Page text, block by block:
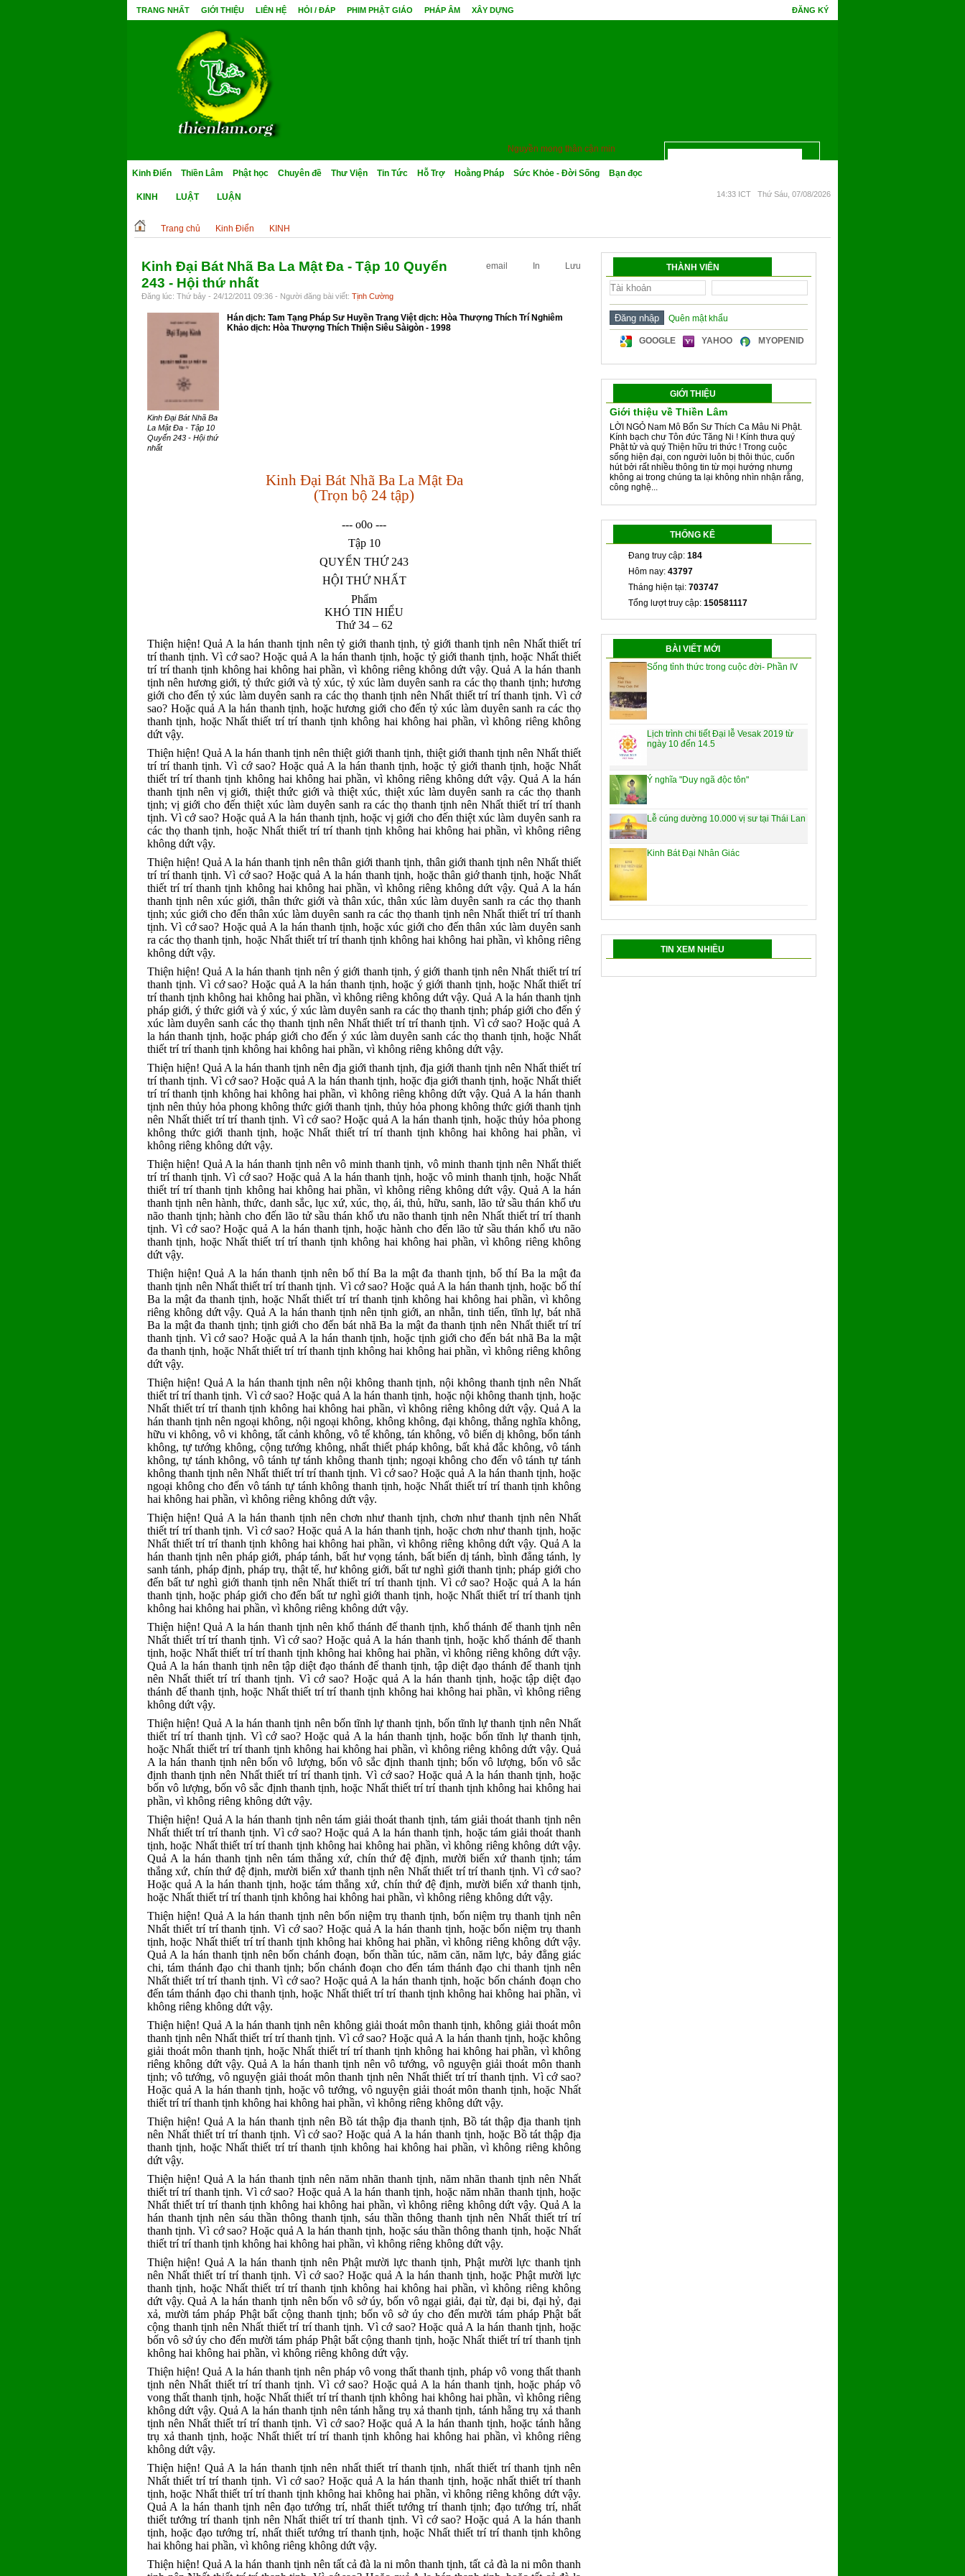
TRANG NHẤT GIỚI THIỆU LIÊN HỆ HỎI / ĐÁP PHIM PHẬT GIÁO PHÁP ÂM XÂY DỰNG ĐĂNG KÝ
Nguyền mong thân cận minh sư, quả Bồ Đề một đêm mà chín. Phúc gặp tình cờ tri thức, hoa Ưu Đàm mấy kiếp đâm
Kinh Điển
KINH LUẬT LUẬN
Thiền Lâm Phật học Chuyên đề Thư Viện Tin Tức Hỗ Trợ Hoằng Pháp Sức Khỏe - Đời Sống Bạn đọc
14:33 ICT Thứ Sáu, 07/08/2026
Trang chủ Kinh Điển KINH
email In Lưu
Kinh Đại Bát Nhã Ba La Mật Đa - Tập 10 Quyển
243 - Hội thứ nhất
Đăng lúc: Thứ bảy - 24/12/2011 09:36 - Người đăng bài viết: Tịnh Cường
Kinh Đại Bát Nhã Ba
La Mật Đa - Tập 10
Quyển 243 - Hội thứ
nhất
Hán dịch: Tam Tạng Pháp Sư Huyền Trang Việt dịch: Hòa Thượng Thích Trí Nghiêm
Khảo dịch: Hòa Thượng Thích Thiện Siêu Sàigòn - 1998
Kinh Đại Bát Nhã Ba La Mật Đa
(Trọn bộ 24 tập)
--- o0o ---
Tập 10
QUYỂN THỨ 243
HỘI THỨ NHẤT
Phẩm
KHÓ TIN HIỂU
Thứ 34 – 62
Thiện hiện! Quả A la hán thanh tịnh nên tỷ giới thanh tịnh, tỷ giới thanh tịnh nên Nhất thiết trí
trí thanh tịnh. Vì cớ sao? Hoặc quả A la hán thanh tịnh, hoặc tỷ giới thanh tịnh, hoặc Nhất thiết
trí trí thanh tịnh không hai không hai phần, vì không riêng không dứt vậy. Quả A la hán thanh
tịnh nên hương giới, tỷ thức giới và tỷ xúc, tỷ xúc làm duyên sanh ra các thọ thanh tịnh; hương
giới cho đến tỷ xúc làm duyên sanh ra các thọ thanh tịnh nên Nhất thiết trí trí thanh tịnh. Vì cớ
sao? Hoặc quả A la hán thanh tịnh, hoặc hương giới cho đến tỷ xúc làm duyên sanh ra các thọ
thanh tịnh, hoặc Nhất thiết trí trí thanh tịnh không hai không hai phần, vì không riêng không
dứt vậy.
Thiện hiện! Quả A la hán thanh tịnh nên thiệt giới thanh tịnh, thiệt giới thanh tịnh nên Nhất thiết
trí trí thanh tịnh. Vì cớ sao? Hoặc quả A la hán thanh tịnh, hoặc tỷ giới thanh tịnh, hoặc Nhất
thiết trí trí thanh tịnh không hai không hai phần, vì không riêng không dứt vậy. Quả A la hán
thanh tịnh nên vị giới, thiệt thức giới và thiệt xúc, thiệt xúc làm duyên sanh ra các thọ thanh
tịnh; vị giới cho đến thiệt xúc làm duyên sanh ra các thọ thanh tịnh nên Nhất thiết trí trí thanh
tịnh. Vì cớ sao? Hoặc quả A la hán thanh tịnh, hoặc vị giới cho đến thiệt xúc làm duyên sanh ra
các thọ thanh tịnh, hoặc Nhất thiết trí trí thanh tịnh không hai không hai phần, vì không riêng
không dứt vậy.
Thiện hiện! Quả A la hán thanh tịnh nên thân giới thanh tịnh, thân giới thanh tịnh nên Nhất thiết
trí trí thanh tịnh. Vì cớ sao? Hoặc quả A la hán thanh tịnh, hoặc thân giớ thanh tịnh, hoặc Nhất
thiết trí trí thanh tịnh không hai không hai phần, vì không riêng không dứt vậy. Quả A la hán
thanh tịnh nên xúc giới, thân thức giới và thân xúc, thân xúc làm duyên sanh ra các thọ thanh
tịnh; xúc giới cho đến thân xúc làm duyên sanh ra các thọ thanh tịnh nên Nhất thiết trí trí thanh
tịnh. Vì cớ sao? Hoặc quả A la hán thanh tịnh, hoặc xúc giới cho đến thân xúc làm duyên sanh
ra các thọ thanh tịnh, hoặc Nhất thiết trí trí thanh tịnh không hai không hai phần, vì không riêng
không dứt vậy.
Thiện hiện! Quả A la hán thanh tịnh nên ý giới thanh tịnh, ý giới thanh tịnh nên Nhất thiết trí trí
thanh tịnh. Vì cớ sao? Hoặc quả A la hán thanh tịnh, hoặc ý giới thanh tịnh, hoặc Nhất thiết trí
trí thanh tịnh không hai không hai phần, vì không riêng không dứt vậy. Quả A la hán thanh tịnh
pháp giới, ý thức giới và ý xúc, ý xúc làm duyên sanh ra các thọ thanh tịnh; pháp giới cho đến ý
xúc làm duyên sanh các thọ thanh tịnh nên Nhất thiết trí trí thanh tịnh. Vì cớ sao? Hoặc quả A
la hán thanh tịnh, hoặc pháp giới cho đến ý xúc làm duyên sanh các thọ thanh tịnh, hoặc Nhất
thiết trí trí thanh tịnh không hai không hai phần, vì không riêng không dứt vậy.
Thiện hiện! Quả A la hán thanh tịnh nên địa giới thanh tịnh, địa giới thanh tịnh nên Nhất thiết trí
trí thanh tịnh. Vì cớ sao? Hoặc quả A la hán thanh tịnh, hoặc địa giới thanh tịnh, hoặc Nhất thiết
trí trí thanh tịnh không hai không hai phần, vì không riêng không dứt vậy. Quả A la hán thanh
tịnh nên thủy hỏa phong không thức giới thanh tịnh, thủy hỏa phong không thức giới thanh tịnh
nên Nhất thiết trí trí thanh tịnh. Vì cớ sao? Hoặc quả A la hán thanh tịnh, hoặc thủy hỏa phong
không thức giới thanh tịnh, hoặc Nhất thiết trí trí thanh tịnh không hai không hai phần, vì
không riêng không dứt vậy.
Thiện hiện! Quả A la hán thanh tịnh nên vô minh thanh tịnh, vô minh thanh tịnh nên Nhất thiết
trí trí thanh tịnh. Vì cớ sao? Hoặc quả A la hán thanh tịnh, hoặc vô minh thanh tịnh, hoặc Nhất
thiết trí trí thanh tịnh không hai không hai phần, vì không riêng không dứt vậy. Quả A la hán
thanh tịnh nên hành, thức, danh sắc, lục xứ, xúc, thọ, ái, thủ, hữu, sanh, lão tử sầu thán khổ ưu
não thanh tịnh; hành cho đến lão tử sầu thán khổ ưu não thanh tịnh nên Nhất thiết trí trí thanh
tịnh. Vì cớ sao? Hoặc quả A la hán thanh tịnh, hoặc hành cho đến lão tử sầu thán khổ ưu não
thanh tịnh, hoặc Nhất thiết trí trí thanh tịnh không hai không hai phần, vì không riêng không
dứt vậy.
Thiện hiện! Quả A la hán thanh tịnh nên bố thí Ba la mật đa thanh tịnh, bố thí Ba la mật đa
thanh tịnh nên Nhất thiết trí trí thanh tịnh. Vì cớ sao? Hoặc quả A la hán thanh tịnh, hoặc bố thí
Ba la mật đa thanh tịnh, hoặc Nhất thiết trí trí thanh tịnh không hai không hai phần, vì không
riêng không dứt vậy. Quả A la hán thanh tịnh nên tịnh giới, an nhẫn, tinh tiến, tĩnh lự, bát nhã
Ba la mật đa thanh tịnh; tịnh giới cho đến bát nhã Ba la mật đa thanh tịnh nên Nhất thiết trí trí
thanh tịnh. Vì cớ sao? Hoặc quả A la hán thanh tịnh, hoặc tịnh giới cho đến bát nhã Ba la mật
đa thanh tịnh, hoặc Nhất thiết trí trí thanh tịnh không hai không hai phần, vì không riêng không
dứt vậy.
Thiện hiện! Quả A la hán thanh tịnh nên nội không thanh tịnh, nội không thanh tịnh nên Nhất
thiết trí trí thanh tịnh. Vì cớ sao? Hoặc quả A la hán thanh tịnh, hoặc nội không thanh tịnh, hoặc
Nhất thiết trí trí thanh tịnh không hai không hai phần, vì không riêng không dứt vậy. Quả A la
hán thanh tịnh nên ngoại không, nội ngoại không, không không, đại không, thắng nghĩa không,
hữu vi không, vô vi không, tất cảnh không, vô tế không, tán không, vô biến dị không, bổn tánh
không, tự tướng không, cộng tướng không, nhất thiết pháp không, bất khả đắc không, vô tánh
không, tự tánh không, vô tánh tự tánh không thanh tịnh; ngoại không cho đến vô tánh tự tánh
không thanh tịnh nên Nhất thiết trí trí thanh tịnh. Vì cớ sao? Hoặc quả A la hán thanh tịnh, hoặc
ngoại không cho đến vô tánh tự tánh không thanh tịnh, hoặc Nhất thiết trí trí thanh tịnh không
hai không hai phần, vì không riêng không dứt vậy.
Thiện hiện! Quả A la hán thanh tịnh nên chơn như thanh tịnh, chơn như thanh tịnh nên Nhất
thiết trí trí thanh tịnh. Vì cớ sao? Hoặc quả A la hán thanh tịnh, hoặc chơn như thanh tịnh, hoặc
Nhất thiết trí trí thanh tịnh không hai không hai phần, vì không riêng không dứt vậy. Quả A la
hán thanh tịnh nên pháp giới, pháp tánh, bất hư vọng tánh, bất biến dị tánh, bình đẳng tánh, ly
sanh tánh, pháp định, pháp trụ, thật tế, hư không giới, bất tư nghì giới thanh tịnh; pháp giới cho
đến bất tư nghì giới thanh tịnh nên Nhất thiết trí trí thanh tịnh. Vì cớ sao? Hoặc quả A la hán
thanh tịnh, hoặc pháp giới cho đến bất tư nghì giới thanh tịnh, hoặc Nhất thiết trí trí thanh tịnh
không hai không hai phần, vì không riêng không dứt vậy.
Thiện hiện! Quả A la hán thanh tịnh nên khổ thánh đế thanh tịnh, khổ thánh đế thanh tịnh nên
Nhất thiết trí trí thanh tịnh. Vì cớ sao? Hoặc quả A la hán thanh tịnh, hoặc khổ thánh đế thanh
tịnh, hoặc Nhất thiết trí trí thanh tịnh không hai không hai phần, vì không riêng không dứt vậy.
Quả A la hán thanh tịnh nên tập diệt đạo thánh đế thanh tịnh, tập diệt đạo thánh đế thanh tịnh
nên Nhất thiết trí trí thanh tịnh. Vì cớ sao? Hoặc quả A la hán thanh tịnh, hoặc tập diệt đạo
thánh đế thanh tịnh, hoặc Nhất thiết trí trí thanh tịnh không hai không hai phần, vì không riêng
không dứt vậy.
Thiện hiện! Quả A la hán thanh tịnh nên bốn tĩnh lự thanh tịnh, bốn tĩnh lự thanh tịnh nên Nhất
thiết trí trí thanh tịnh. Vì cớ sao? Hoặc quả A la hán thanh tịnh, hoặc bốn tĩnh lự thanh tịnh,
hoặc Nhất thiết trí trí thanh tịnh không hai không hai phần, vì không riêng không dứt vậy. Quả
A la hán thanh tịnh nên bốn vô lượng, bốn vô sắc định thanh tịnh; bốn vô lượng, bốn vô sắc
định thanh tịnh nên Nhất thiết trí trí thanh tịnh. Vì cớ sao? Hoặc quả A la hán thanh tịnh, hoặc
bốn vô lượng, bốn vô sắc định thanh tịnh, hoặc Nhất thiết trí trí thanh tịnh không hai không hai
phần, vì không riêng không dứt vậy.
Thiện hiện! Quả A la hán thanh tịnh nên tám giải thoát thanh tịnh, tám giải thoát thanh tịnh nên
Nhất thiết trí trí thanh tịnh. Vì cớ sao? Hoặc quả A la hán thanh tịnh, hoặc tám giải thoát thanh
tịnh, hoặc Nhất thiết trí trí thanh tịnh không hai không hai phần, vì không riêng không dứt vậy.
Quả A la hán thanh tịnh nên tám thắng xứ, chín thứ đệ định, mười biến xứ thanh tịnh; tám
thắng xứ, chín thứ đệ định, mười biến xứ thanh tịnh nên Nhất thiết trí trí thanh tịnh. Vì cớ sao?
Hoặc quả A la hán thanh tịnh, hoặc tám thắng xứ, chín thứ đệ định, mười biến xứ thanh tịnh,
hoặc Nhất thiết trí trí thanh tịnh không hai không hai phần, vì không riêng không dứt vậy.
Thiện hiện! Quả A la hán thanh tịnh nên bốn niệm trụ thanh tịnh, bốn niệm trụ thanh tịnh nên
Nhất thiết trí trí thanh tịnh. Vì cớ sao? Hoặc quả A la hán thanh tịnh, hoặc bốn niệm trụ thanh
tịnh, hoặc Nhất thiết trí trí thanh tịnh không hai không hai phần, vì không riêng không dứt vậy.
Quả A la hán thanh tịnh nên bốn chánh đoạn, bốn thần túc, năm căn, năm lực, bảy đẳng giác
chi, tám thánh đạo chi thanh tịnh; bốn chánh đoạn cho đến tám thánh đạo chi thanh tịnh nên
Nhất thiết trí trí thanh tịnh. Vì cớ sao? Hoặc quả A la hán thanh tịnh, hoặc bốn chánh đoạn cho
đến tám thánh đạo chi thanh tịnh, hoặc Nhất thiết trí trí thanh tịnh không hai không hai phần, vì
không riêng không dứt vậy.
Thiện hiện! Quả A la hán thanh tịnh nên không giải thoát môn thanh tịnh, không giải thoát môn
thanh tịnh nên Nhất thiết trí trí thanh tịnh. Vì cớ sao? Hoặc quả A la hán thanh tịnh, hoặc không
giải thoát môn thanh tịnh, hoặc Nhất thiết trí trí thanh tịnh không hai không hai phần, vì không
riêng không dứt vậy. Quả A la hán thanh tịnh nên vô tướng, vô nguyện giải thoát môn thanh
tịnh; vô tướng, vô nguyện giải thoát môn thanh tịnh nên Nhất thiết trí trí thanh tịnh. Vì cớ sao?
Hoặc quả A la hán thanh tịnh, hoặc vô tướng, vô nguyện giải thoát môn thanh tịnh, hoặc Nhất
thiết trí trí thanh tịnh không hai không hai phần, vì không riêng không dứt vậy.
Thiện hiện! Quả A la hán thanh tịnh nên Bồ tát thập địa thanh tịnh, Bồ tát thập địa thanh tịnh
nên Nhất thiết trí trí thanh tịnh. Vì cớ sao? Hoặc quả A la hán thanh tịnh, hoặc Bồ tát thập địa
thanh tịnh, hoặc Nhất thiết trí trí thanh tịnh không hai không hai phần, vì không riêng không
dứt vậy.
Thiện hiện! Quả A la hán thanh tịnh nên năm nhãn thanh tịnh, năm nhãn thanh tịnh nên Nhất
thiết trí trí thanh tịnh. Vì cớ sao? Hoặc quả A la hán thanh tịnh, hoặc năm nhãn thanh tịnh, hoặc
Nhất thiết trí trí thanh tịnh không hai không hai phần, vì không riêng không dứt vậy. Quả A la
hán thanh tịnh nên sáu thần thông thanh tịnh, sáu thần thông thanh tịnh nên Nhất thiết trí trí
thanh tịnh. Vì cớ sao? Hoặc quả A la hán thanh tịnh, hoặc sáu thần thông thanh tịnh, hoặc Nhất
thiết trí trí thanh tịnh không hai không hai phần, vì không riêng không dứt vậy.
Thiện hiện! Quả A la hán thanh tịnh nên Phật mười lực thanh tịnh, Phật mười lực thanh tịnh
nên Nhất thiết trí trí thanh tịnh. Vì cớ sao? Hoặc quả A la hán thanh tịnh, hoặc Phật mười lực
thanh tịnh, hoặc Nhất thiết trí trí thanh tịnh không hai không hai phần, vì không riêng không
dứt vậy. Quả A la hán thanh tịnh nên bốn vô sở úy, bốn vô ngại giải, đại từ, đại bi, đại hỷ, đại
xả, mười tám pháp Phật bất cộng thanh tịnh; bốn vô sở úy cho đến mười tám pháp Phật bất
cộng thanh tịnh nên Nhất thiết trí trí thanh tịnh. Vì cớ sao? Hoặc quả A la hán thanh tịnh, hoặc
bốn vô sở úy cho đến mười tám pháp Phật bất cộng thanh tịnh, hoặc Nhất thiết trí trí thanh tịnh
không hai không hai phần, vì không riêng không dứt vậy.
Thiện hiện! Quả A la hán thanh tịnh nên pháp vô vong thất thanh tịnh, pháp vô vong thất thanh
tịnh nên Nhất thiết trí trí thanh tịnh. Vì cớ sao? Hoặc quả A la hán thanh tịnh, hoặc pháp vô
vong thất thanh tịnh, hoặc Nhất thiết trí trí thanh tịnh không hai không hai phần, vì không riêng
không dứt vậy. Quả A la hán thanh tịnh nên tánh hằng trụ xả thanh tịnh, tánh hằng trụ xả thanh
tịnh nên Nhất thiết trí trí thanh tịnh. Vì cớ sao? Hoặc quả A la hán thanh tịnh, hoặc tánh hằng
trụ xả thanh tịnh, hoặc Nhất thiết trí trí thanh tịnh không hai không hai phần, vì không riêng
không dứt vậy.
Thiện hiện! Quả A la hán thanh tịnh nên nhất thiết trí thanh tịnh, nhất thiết trí thanh tịnh nên
Nhất thiết trí trí thanh tịnh. Vì cớ sao? Hoặc quả A la hán thanh tịnh, hoặc nhất thiết trí thanh
tịnh, hoặc Nhất thiết trí trí thanh tịnh không hai không hai phần, vì không riêng không dứt vậy.
Quả A la hán thanh tịnh nên đạo tướng trí, nhất thiết tướng trí thanh tịnh; đạo tướng trí, nhất
thiết tướng trí thanh tịnh nên Nhất thiết trí trí thanh tịnh. Vì cớ sao? Hoặc quả A la hán thanh
tịnh, hoặc đạo tướng trí, nhất thiết tướng trí thanh tịnh, hoặc Nhất thiết trí trí thanh tịnh không
hai không hai phần, vì không riêng không dứt vậy.
Thiện hiện! Quả A la hán thanh tịnh nên tất cả đà la ni môn thanh tịnh, tất cả đà la ni môn thanh
THÀNH VIÊN
Quên mật khẩu
GOOGLE YAHOO MYOPENID
GIỚI THIỆU
Giới thiệu về Thiền Lâm
LỜI NGỎ Nam Mô Bổn Sư Thích Ca Mâu Ni Phật.
Kính bạch chư Tôn đức Tăng Ni ! Kính thưa quý
Phật tử và quý Thiện hữu tri thức ! Trong cuộc
sống hiện đại, con người luôn bị thôi thúc, cuốn
hút bởi rất nhiều thông tin từ mọi hướng nhưng
không ai trong chúng ta lại không nhìn nhận rằng,
công nghệ...
THỐNG KÊ
Đang truy cập: 184
Hôm nay: 43797
Tháng hiện tại: 703747
Tổng lượt truy cập: 150581117
BÀI VIẾT MỚI
Sống tỉnh thức trong cuộc đời- Phần IV
Lịch trình chi tiết Đại lễ Vesak 2019 từ
ngày 10 đến 14.5
Ý nghĩa "Duy ngã độc tôn"
Lễ cúng dường 10.000 vị sư tại Thái Lan
Kinh Bát Đại Nhân Giác
TIN XEM NHIỀU